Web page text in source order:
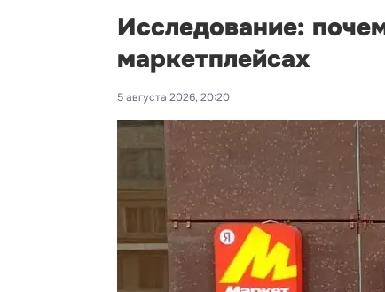
Исследование:
маркетплейсах
5 августа 2026, 20:20